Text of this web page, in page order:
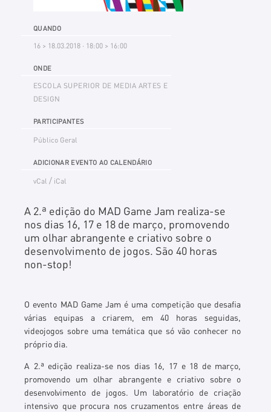
QUANDO
16 > 18.03.2018 · 18:00 > 16:00
ONDE
ESCOLA SUPERIOR DE MEDIA ARTES E
DESIGN
PARTICIPANTES
Público Geral
ADICIONAR EVENTO AO CALENDÁRIO
vCal / iCal
A 2.ª edição do MAD Game Jam realiza-se
nos dias 16, 17 e 18 de março, promovendo
um olhar abrangente e criativo sobre o
desenvolvimento de jogos. São 40 horas
non-stop!
O evento MAD Game Jam é uma competição que desafia
várias equipas a criarem, em 40 horas seguidas,
videojogos sobre uma temática que só vão conhecer no
próprio dia.
A 2.ª edição realiza-se nos dias 16, 17 e 18 de março,
promovendo um olhar abrangente e criativo sobre o
desenvolvimento de jogos. Um laboratório de criação
intensivo que procura nos cruzamentos entre áreas de